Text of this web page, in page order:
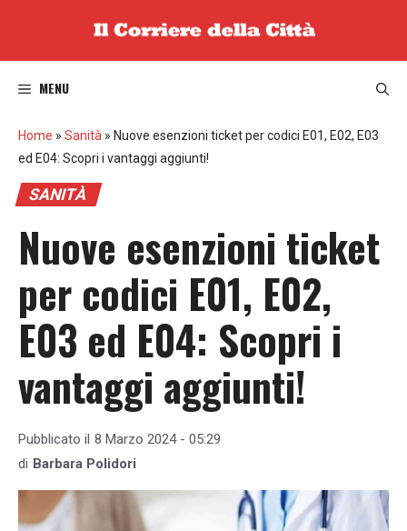
MENU
Home » Sanità » Nuove esenzioni ticket per codici E01, E02, E03
ed E04: Scopri i vantaggi aggiunti!
SANITÀ
Nuove esenzioni ticket
per codici E01, E02,
E03 ed E04: Scopri i
vantaggi aggiunti!
Pubblicato il 8 Marzo 2024 - 05:29
di Barbara Polidori